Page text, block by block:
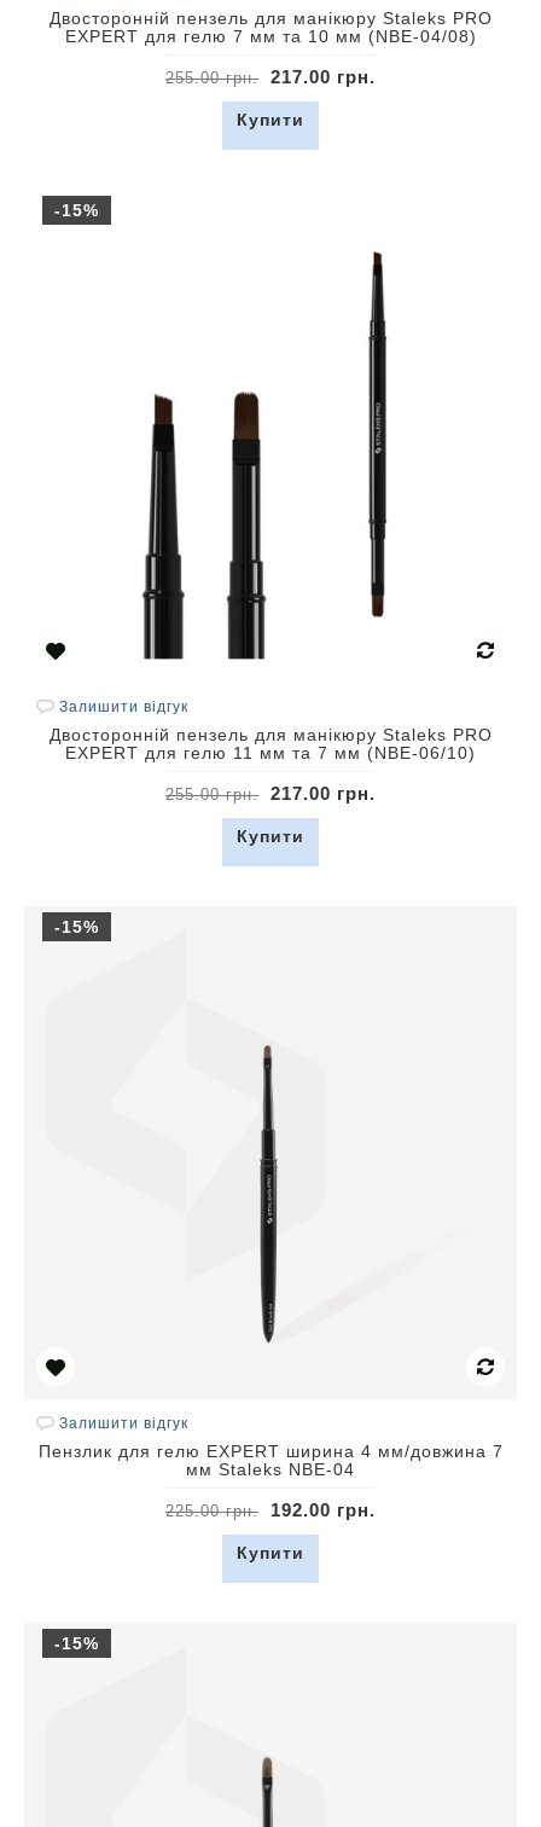
Двосторонній пензель для манікюру Staleks PRO
EXPERT для гелю 7 мм та 10 мм (NBE-04/08)
255.00 грн. 217.00 грн.
Купити
-15%
Залишити відгук
Двосторонній пензель для манікюру Staleks PRO
EXPERT для гелю 11 мм та 7 мм (NBE-06/10)
255.00 грн. 217.00 грн.
Купити
-15%
Залишити відгук
Пензлик для гелю EXPERT ширина 4 мм/довжина 7
мм Staleks NBE-04
225.00 грн. 192.00 грн.
Купити
-15%